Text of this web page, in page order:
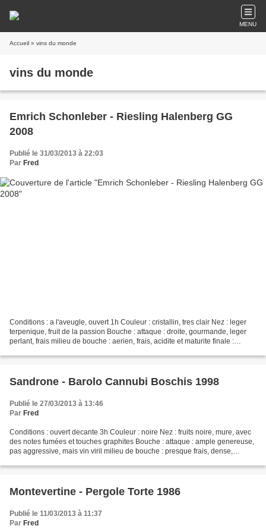
MENU
Accueil » vins du monde
vins du monde
Emrich Schonleber - Riesling Halenberg GG
2008
Publié le 31/03/2013 à 22:03
Par Fred
Conditions : a l'aveugle, ouvert 1h Couleur : cristallin, tres clair Nez : leger
terpenique, fruit de la passion Bouche : attaque : droite, gourmande, leger
perlant, frais milieu de bouche : aerien, frais, acidite et maturite finale :
Sandrone - Barolo Cannubi Boschis 1998
Publié le 27/03/2013 à 13:46
Par Fred
Conditions : ouvert decante 3h Couleur : noire Nez : fruits noire, mure, avec
des notes fumées et touches graphites Bouche : attaque : ample genereuse,
pas aggressive, mais vin viril milieu de bouche : presque frais, dense,
Montevertine - Pergole Torte 1986
Publié le 11/03/2013 à 11:37
Par Fred